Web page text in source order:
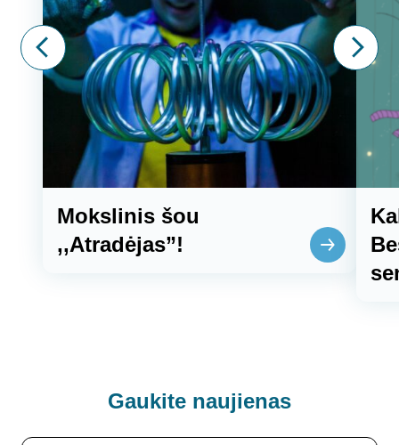
Mokslinis šou
,,Atradėjas”!
Gaukite naujienas